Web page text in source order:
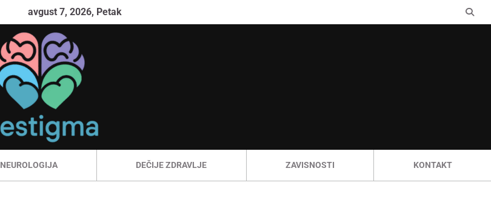
avgust 7, 2026, Petak
NEUROLOGIJA DEČIJE ZDRAVLJE ZAVISNOSTI KONTAKT